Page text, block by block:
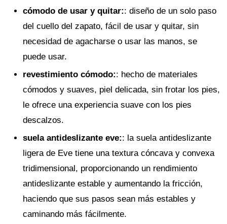
cómodo de usar y quitar:: diseño de un solo paso
del cuello del zapato, fácil de usar y quitar, sin
necesidad de agacharse o usar las manos, se
puede usar.
revestimiento cómodo:: hecho de materiales
cómodos y suaves, piel delicada, sin frotar los pies,
le ofrece una experiencia suave con los pies
descalzos.
suela antideslizante eve:: la suela antideslizante
ligera de Eve tiene una textura cóncava y convexa
tridimensional, proporcionando un rendimiento
antideslizante estable y aumentando la fricción,
haciendo que sus pasos sean más estables y
caminando más fácilmente.